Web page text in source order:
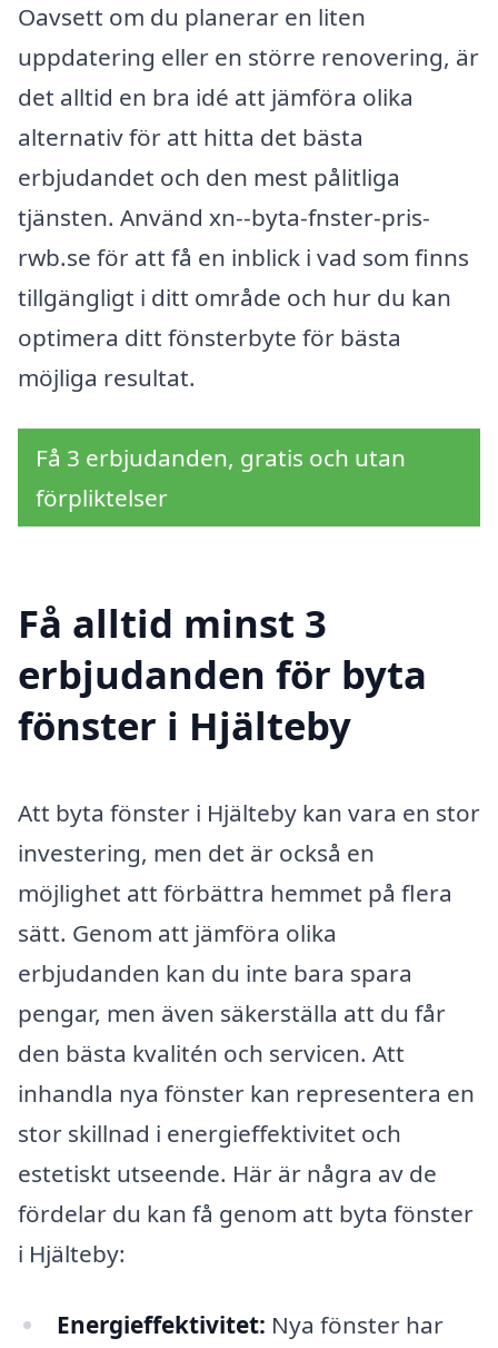
Oavsett om du planerar en liten
uppdatering eller en större renovering, är
det alltid en bra idé att jämföra olika
alternativ för att hitta det bästa
erbjudandet och den mest pålitliga
tjänsten. Använd xn--byta-fnster-pris-
rwb.se för att få en inblick i vad som finns
tillgängligt i ditt område och hur du kan
optimera ditt fönsterbyte för bästa
möjliga resultat.
Få 3 erbjudanden, gratis och utan
förpliktelser
Få alltid minst 3
erbjudanden för byta
fönster i Hjälteby
Att byta fönster i Hjälteby kan vara en stor
investering, men det är också en
möjlighet att förbättra hemmet på flera
sätt. Genom att jämföra olika
erbjudanden kan du inte bara spara
pengar, men även säkerställa att du får
den bästa kvalitén och servicen. Att
inhandla nya fönster kan representera en
stor skillnad i energieffektivitet och
estetiskt utseende. Här är några av de
fördelar du kan få genom att byta fönster
i Hjälteby:
Energieffektivitet: Nya fönster har